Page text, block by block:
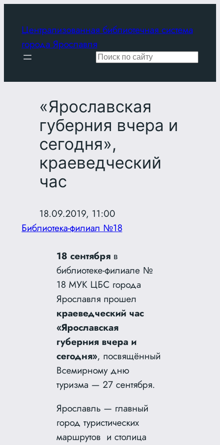
содержимому
Централизованная библиотечная система
города Ярославля
Поиск
«Ярославская
губерния вчера и
сегодня»,
краеведческий
час
18.09.2019, 11:00
Библиотека-филиал №18
18 сентября в
библиотеке-филиале №
18 МУК ЦБС города
Ярославля прошел
краеведческий час
«Ярославская
губерния вчера и
сегодня», посвящённый
Всемирному дню
туризма — 27 сентября.
Ярославль — главный
город туристических
маршрутов и столица